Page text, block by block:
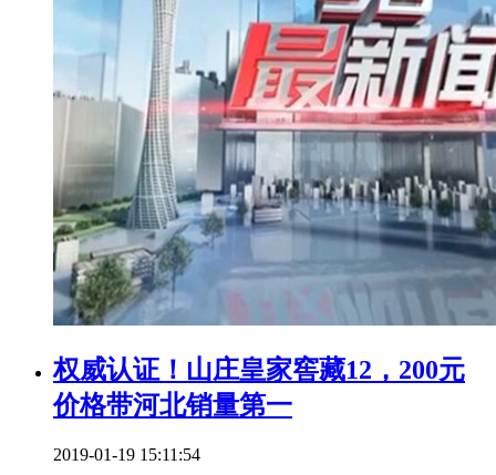
权威认证！山庄皇家窖藏12，200元
价格带河北销量第一
2019-01-19 15:11:54